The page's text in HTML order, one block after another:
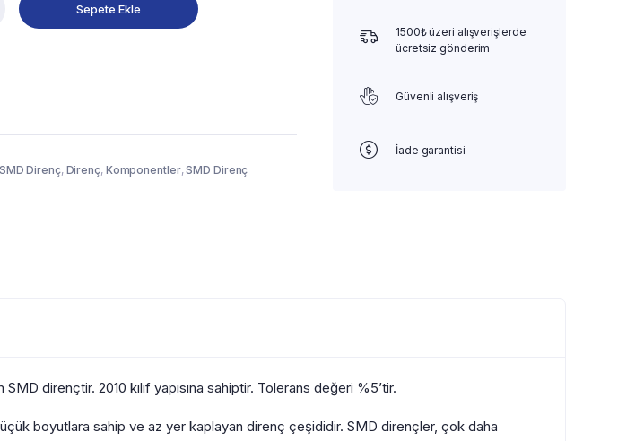
Sepete Ekle
SMD Direnç, Direnç, Komponentler,SMD Direnç
1500₺ üzeri alışverişlerde
ücretsiz gönderim
Güvenli alışveriş
İade garantisi
dirençtir. 2010 kılıf yapısına sahiptir. Tolerans değeri %5’tir.
boyutlara sahip ve az yer kaplayan direnç çeşididir. SMD dirençler, çok daha